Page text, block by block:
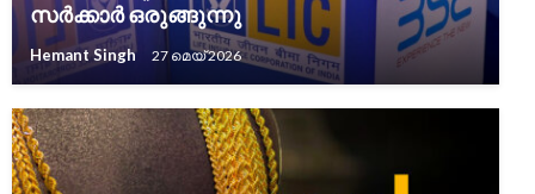
സർക്കാർ ഒരുങ്ങുന്നു
Hemant Singh 27 മെയ്‌ 2026